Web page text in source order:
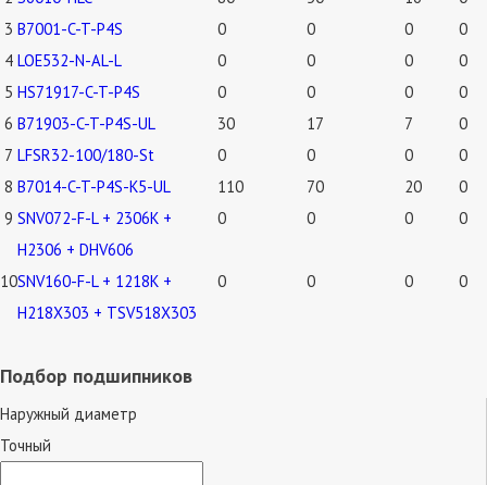
3 B7001-C-T-P4S 0 0 0
0
4 LOE532-N-AL-L 0 0 0
0
5 HS71917-C-T-P4S 0 0 0
0
6 B71903-C-T-P4S-UL 30 17 7
0
7 LFSR32-100/180-St 0 0 0
0
8 B7014-C-T-P4S-K5-UL 110 70 20
0
9 SNV072-F-L + 2306K +
H2306 + DHV606
0 0 0 0
10SNV160-F-L + 1218K +
H218X303 + TSV518X303
0 0 0 0
Подбор подшипников
Наружный диаметр
Точный